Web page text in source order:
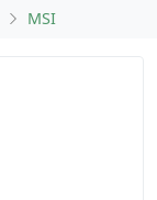
MSI